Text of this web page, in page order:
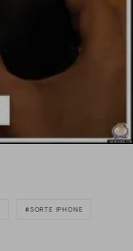
SORTE IPHONE